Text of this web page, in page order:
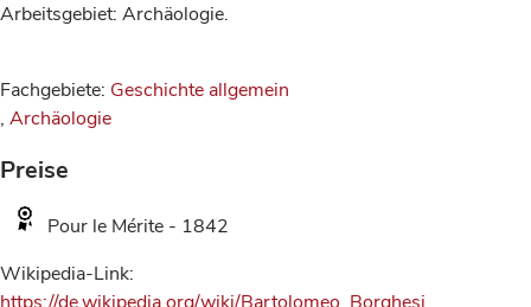
Arbeitsgebiet: Archäologie.
Fachgebiete: Geschichte allgemein
, Archäologie
Preise
Pour le Mérite - 1842
Wikipedia-Link: